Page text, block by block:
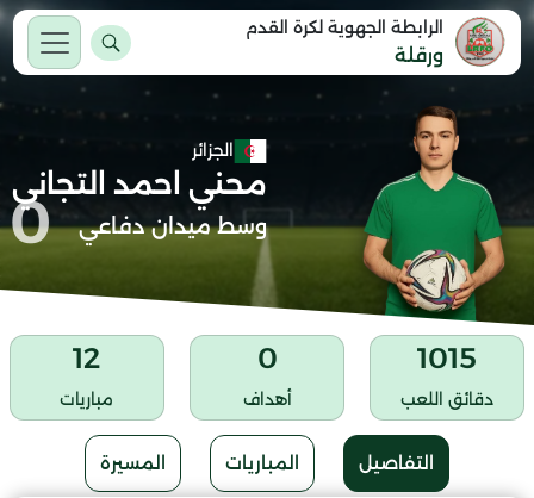
الرابطة الجهوية لكرة القدم
ورقلة
الجزائر
محني احمد التجاني
وسط ميدان دفاعي 0
1015
دقائق اللعب
0
أهداف
12
مباريات
التفاصيل المباريات المسيرة